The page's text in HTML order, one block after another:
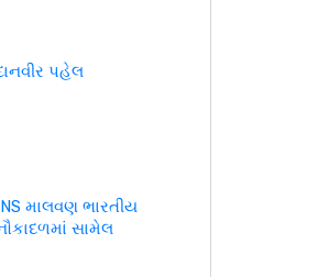
પહેલ
માલવણ ભારતીય
સામેલ